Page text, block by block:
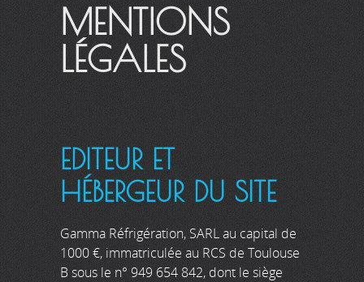
MENTIONS
LÉGALES
EDITEUR ET
HÉBERGEUR DU SITE
Gamma Réfrigération, SARL au capital de
1000 €, immatriculée au RCS de Toulouse
B sous le n° 949 654 842, dont le siège